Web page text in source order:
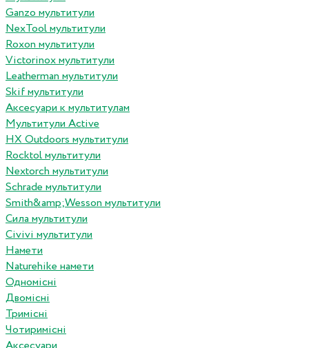
Ganzo мультитули
NexTool мультитули
Roxon мультитули
Victorinox мультитули
Leatherman мультитули
Skif мультитули
Аксесуари к мультитулам
Мультитули Active
HX Outdoors мультитули
Rocktol мультитули
Nextorch мультитули
Schrade мультитули
Smith&amp;Wesson мультитули
Сила мультитули
Civivi мультитули
Намети
Naturehike намети
Одномісні
Двомісні
Тримісні
Чотиримісні